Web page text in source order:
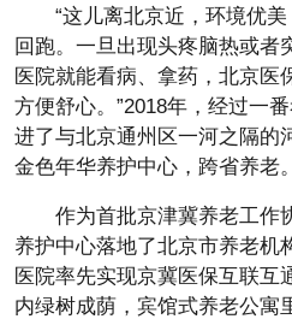
“这儿离北京近，环境优
回跑。一旦出现头疼脑热或者
医院就能看病、拿药，北京医
方便舒心。”2018年，经过一
进了与北京通州区一河之隔的
金色年华养护中心，跨省养老。
作为首批京津冀养老工作
养护中心落地了北京市养老机
医院率先实现京冀医保互联互
内绿树成荫，宾馆式养老公寓